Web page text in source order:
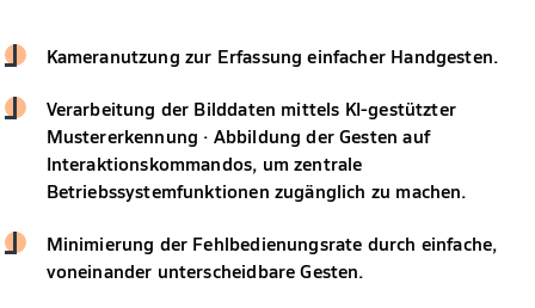
Kameranutzung zur Erfassung einfacher Handgesten.
Verarbeitung der Bilddaten mittels KI-gestützter
Mustererkennung · Abbildung der Gesten auf
Interaktionskommandos, um zentrale
Betriebssystemfunktionen zugänglich zu machen.
Minimierung der Fehlbedienungsrate durch einfache,
voneinander unterscheidbare Gesten.